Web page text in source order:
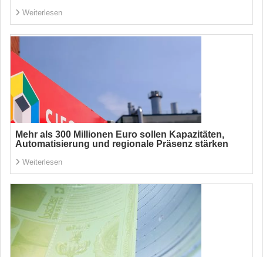
Weiterlesen
Mehr als 300 Millionen Euro sollen Kapazitäten,
Automatisierung und regionale Präsenz stärken
Weiterlesen